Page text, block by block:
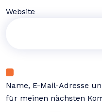
Website
Name, E-Mail-Adresse
für meinen nächsten